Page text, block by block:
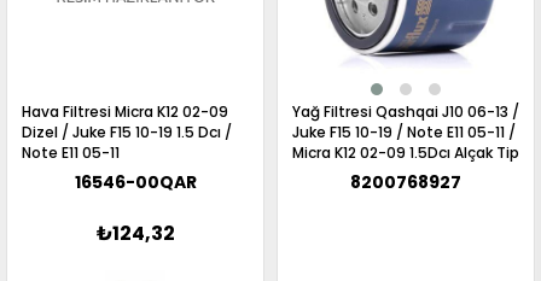
Hava Filtresi Micra K12 02-09
Dizel / Juke F15 10-19 1.5 Dcı /
Note E11 05-11
16546-00QAR
₺124,32
Yağ Filtresi Qashqai J10 06-13 /
Juke F15 10-19 / Note E11 05-11 /
Micra K12 02-09 1.5Dcı Alçak Tip
8200768927